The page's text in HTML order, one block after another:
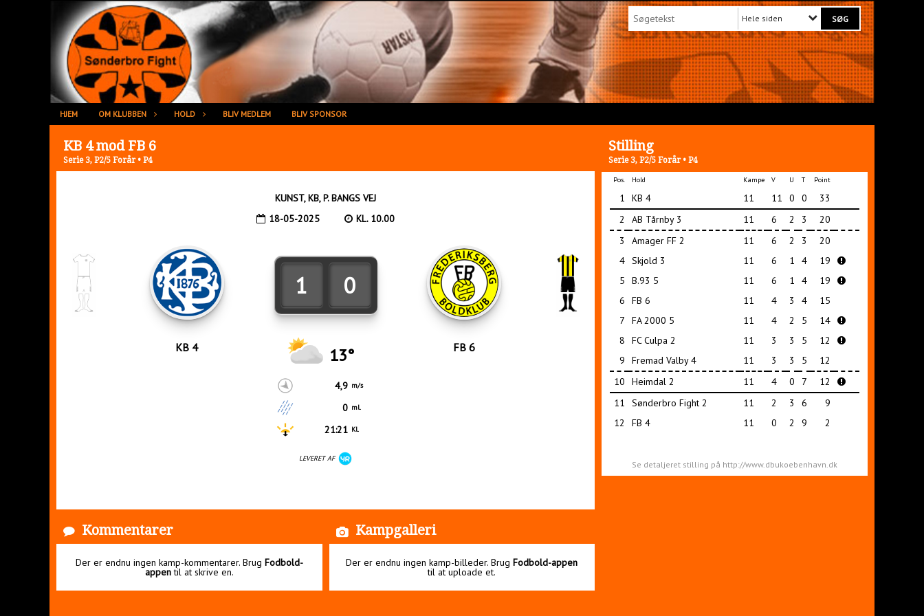
Hele siden
HJEM OM KLUBBEN HOLD BLIV MEDLEM BLIV SPONSOR
KB 4 mod FB 6
Serie 3, P2/5 Forår • P4
KUNST, KB, P. BANGS VEJ
18-05-2025
KL. 10.00
KB 4
1 0
13°
4,9 m/s
0 ml.
21:21 Kl.
LEVERET AF
FB 6
Stilling
Serie 3, P2/5 Forår • P4
Pos. Hold Kampe V U T Point
1 KB 4 11 11 0 0
33
2
AB Tårnby 3 11 6 2 3
20
3
Amager FF 2 11 6 2 3
20
4 Skjold 3 11 6 1 4
19
5
B.93 5 11 6 1 4
19
6
FB 6 11 4 3 4
15
7
FA 2000 5 11 4 2 5
14
8
FC Culpa 2 11 3 3 5
12
9
Fremad Valby 4 11 3 3 5
12
10
Heimdal 2 11 4 0 7
12
11
Sønderbro Fight 2 11 2 3 6
9
12
FB 4 11 0 2 9 2
Se detaljeret stilling på http://www.dbukoebenhavn.dk
Kommentarer
Der er endnu ingen kamp-kommentarer. Brug Fodbold-
appentil at skrive en.
Kampgalleri
Der er endnu ingen kamp-billeder. BrugFodbold-appen
til at uploade et.